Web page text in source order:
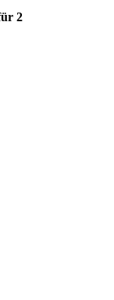
2